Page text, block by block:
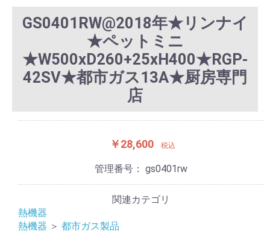
GS0401RW@2018年★リンナイ
★ペットミニ
★W500xD260+25xH400★RGP-
42SV★都市ガス13A★厨房専門
店
￥28,600 税込
管理番号： gs0401rw
関連カテゴリ
熱機器
熱機器 ＞ 都市ガス製品